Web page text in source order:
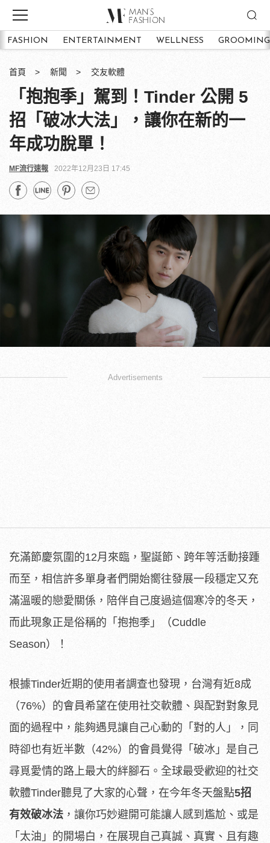
FASHION ENTERTAINMENT WELLNESS GROOMING
首頁 新聞 交友軟體
「抱抱季」駕到！Tinder 公開 5
招「破冰大法」，讓你在新的一
年成功脫單！
MF流行速報 2022年12月23日 17:45
Advertisements
充滿節慶氛圍的12月來臨，聖誕節、跨年等活動接踵
而至，相信許多單身者們開始嚮往發展一段穩定又充
滿溫暖的戀愛關係，陪伴自己度過這個寒冷的冬天，
而此現象正是俗稱的「抱抱季」（Cuddle
Season）！
根據Tinder近期的使用者調查也發現，台灣有近8成
（76%）的會員希望在使用社交軟體、與配對對象見
面的過程中，能夠遇見讓自己心動的「對的人」，同
時卻也有近半數（42%）的會員覺得「破冰」是自己
尋覓愛情的路上最大的絆腳石。全球最受歡迎的社交
軟體Tinder聽見了大家的心聲，在今年冬天盤點5招
有效破冰法 ，讓你巧妙避開可能讓人感到尷尬、或是
「太油」的開場白，在展現自己真誠、真實、且有趣